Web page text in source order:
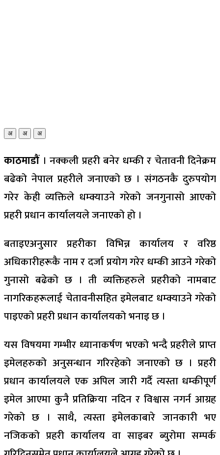
अ अ अ
काठमाडौं। नक्कली प्रहरी बनेर धम्की र चेतावनी दिनेक्रम
बढेको नेपाल प्रहरीले जनाएको छ । संगठनकै दुरुपयोग
गरेर केही व्यक्तिले धम्क्याउने गरेको जनगुनासो आएको
प्रहरी प्रधान कार्यालयले जनाएको हो ।
बताइएअनुसार प्रहरीका विभिन्न कार्यालय र वरिष्ठ
अधिकारीहरूकै नाम र दर्जा प्रयोग गरेर धम्की आउने गरेको
गुनासो बढेको छ । ती व्यक्तिहरुले प्रहरीको नामबाट
नागरिकहरूलाई चेतावनीसहित इमेलबाट धम्क्याउने गरेको
पाइएको प्रहरी प्रधान कार्यालयको भनाइ छ ।
यस विषयमा गम्भीर ध्यानाकर्षण भएको भन्दै प्रहरीले प्राप्त
इमेलहरुको अनुसन्धान गरिरहेको जनाएको छ । प्रहरी
प्रधान कार्यालयले एक अपिल जारी गर्दै त्यस्ता धम्कीपूर्ण
इमेल आएमा कुनै प्रतिक्रिया नदिन र विश्वास नगर्न आग्रह
गरेको छ । साथै, त्यस्ता इमेलकाबारे जानकारी भए
नजिकको प्रहरी कार्यालय वा साइबर ब्युरोमा सम्पर्क